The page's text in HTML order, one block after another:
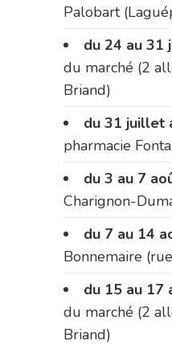
Palobart
du 24 au 31
du marché (2
Briand)
du 31 juillet
pharmacie
du 3 au 7
Charignon-
du 7 au 14
Bonnemaire
du 15 au 17
du marché (2
Briand)